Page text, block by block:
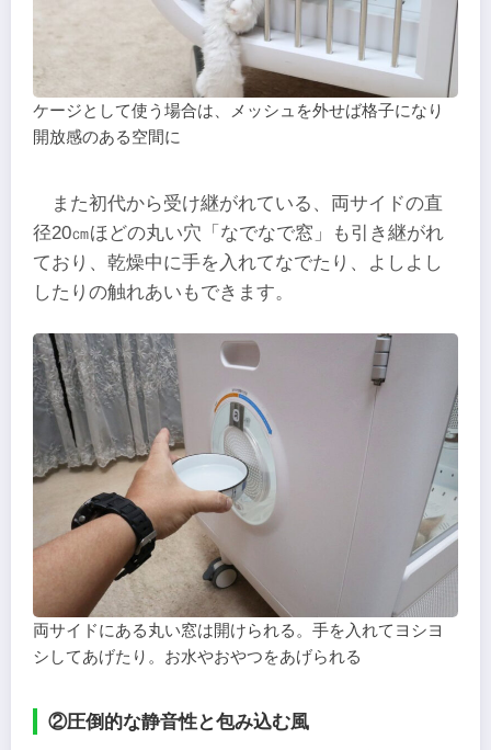
ケージとして使う場合は、メッシュを外せば格子になり
開放感のある空間に
また初代から受け継がれている、両サイドの直
径20㎝ほどの丸い穴「なでなで窓」も引き継がれ
ており、乾燥中に手を入れてなでたり、よしよし
したりの触れあいもできます。
両サイドにある丸い窓は開けられる。手を入れてヨシヨ
シしてあげたり。お水やおやつをあげられる
②圧倒的な静音性と包み込む風